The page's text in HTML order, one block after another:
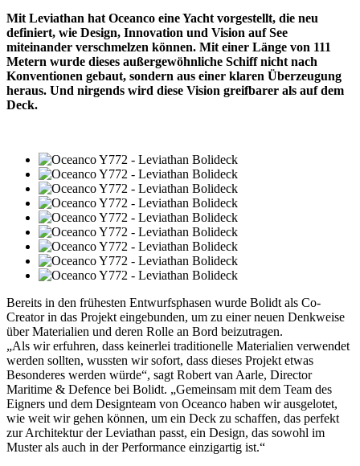
Mit Leviathan hat Oceanco eine Yacht vorgestellt, die neu
definiert, wie Design, Innovation und Vision auf See
miteinander verschmelzen können. Mit einer Länge von 111
Metern wurde dieses außergewöhnliche Schiff nicht nach
Konventionen gebaut, sondern aus einer klaren Überzeugung
heraus. Und nirgends wird diese Vision greifbarer als auf dem
Deck.
Bereits in den frühesten Entwurfsphasen wurde Bolidt als Co-
Creator in das Projekt eingebunden, um zu einer neuen Denkweise
über Materialien und deren Rolle an Bord beizutragen.
„Als wir erfuhren, dass keinerlei traditionelle Materialien verwendet
werden sollten, wussten wir sofort, dass dieses Projekt etwas
Besonderes werden würde“, sagt Robert van Aarle, Director
Maritime & Defence bei Bolidt. „Gemeinsam mit dem Team des
Eigners und dem Designteam von Oceanco haben wir ausgelotet,
wie weit wir gehen können, um ein Deck zu schaffen, das perfekt
zur Architektur der Leviathan passt, ein Design, das sowohl im
Muster als auch in der Performance einzigartig ist.“